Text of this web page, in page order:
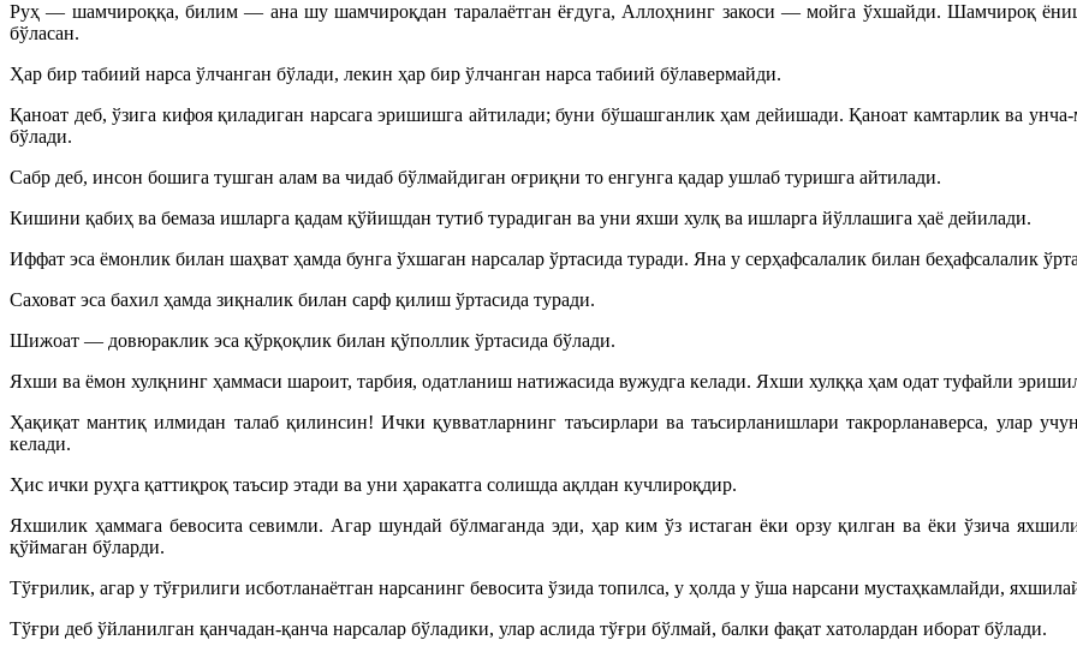
Руҳ — шамчироққа, билим — ана шу шамчироқдан таралаётган ёғдуга, Аллоҳнинг закоси — мойга ўхшайди. Шамчироқ
бўласан.
Ҳар бир табиий нарса ўлчанган бўлади, лекин ҳар бир ўлчанган нарса табиий бўлавермайди.
Қаноат деб, ўзига кифоя қиладиган нарсага эришишга айтилади; буни бўшашганлик ҳам дейишади. Қаноат камтарлик ва
бўлади.
Сабр деб, инсон бошига тушган алам ва чидаб бўлмайдиган оғриқни то енгунга қадар ушлаб туришга айтилади.
Кишини қабиҳ ва бемаза ишларга қадам қўйишдан тутиб турадиган ва уни яхши хулқ ва ишларга йўллашига ҳаё дейилади.
Иффат эса ёмонлик билан шаҳват ҳамда бунга ўхшаган нарсалар ўртасида туради. Яна у серҳафсалалик билан беҳафсалалик
Саховат эса бахил ҳамда зиқналик билан сарф қилиш ўртасида туради.
Шижоат — довюраклик эса қўрқоқлик билан қўполлик ўртасида бўлади.
Яхши ва ёмон хулқнинг ҳаммаси шароит, тарбия, одатланиш натижасида вужудга келади. Яхши хулққа ҳам одат туфайли
Ҳақиқат мантиқ илмидан талаб қилинсин! Ички қувватларнинг таъсирлари ва таъсирланишлари такрорланаверса, улар
келади.
Ҳис ички руҳга қаттиқроқ таъсир этади ва уни ҳаракатга солишда ақлдан кучлироқдир.
Яхшилик ҳаммага бевосита севимли. Агар шундай бўлмаганда эди, ҳар ким ўз истаган ёки орзу қилган ва ёки ўзича
қўймаган бўларди.
Тўғрилик, агар у тўғрилиги исботланаётган нарсанинг бевосита ўзида топилса, у ҳолда у ўша нарсани мустаҳкамлайди,
Тўғри деб ўйланилган қанчадан-қанча нарсалар бўладики, улар аслида тўғри бўлмай, балки фақат хатолардан иборат бўлади.